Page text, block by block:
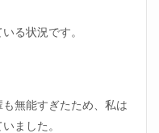
る状況です。
無能すぎたため、私は
ました。